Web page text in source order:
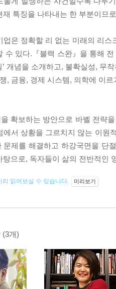
재 특징을 나타내는 한 부분이므
업은 정확할 리 없는 미래의 리
수 있다.『블랙 스완』을 통해
’ 개념을 소개하고, 불확실성,
, 금융, 경제 시스템, 의학에 이
확보하는 방안으로 바벨 전략
에서 상황을 그르치지 않는 이원
문제를 해결하고 하강국면을 단
탕으로, 독자들이 삶의 전반적인
리 읽어보실 수 있습니다. 미리보기
(3개)